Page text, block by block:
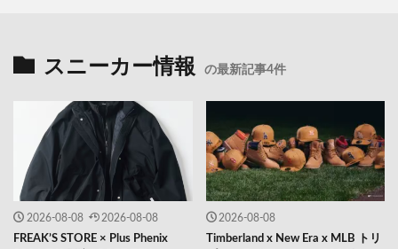
スニーカー情報 の最新記事4件
2026-08-08 2026-08-08
FREAK’S STORE × Plus Phenix
2026-08-08
Timberland x New Era x MLB トリ